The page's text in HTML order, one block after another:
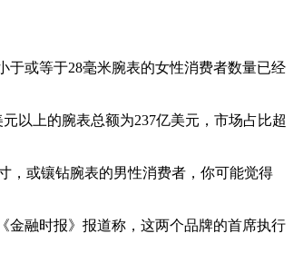
或等于28毫米腕表的女性消费者数量已经
以上的腕表总额为237亿美元，市场占比超
或镶钻腕表的男性消费者，你可能觉得
金融时报》报道称，这两个品牌的首席执行